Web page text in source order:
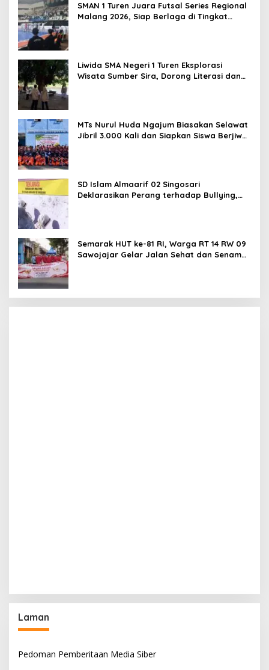
SMAN 1 Turen Juara Futsal Series Regional
Malang 2026, Siap Berlaga di Tingkat
Liwida SMA Negeri 1 Turen Eksplorasi
Wisata Sumber Sira, Dorong Literasi dan
MTs Nurul Huda Ngajum Biasakan Selawat
Jibril 3.000 Kali dan Siapkan Siswa Berjiwa
SD Islam Almaarif 02 Singosari
Deklarasikan Perang terhadap Bullying,
Semarak HUT ke-81 RI, Warga RT 14 RW 09
Sawojajar Gelar Jalan Sehat dan Senam
Laman
Pedoman Pemberitaan Media Siber